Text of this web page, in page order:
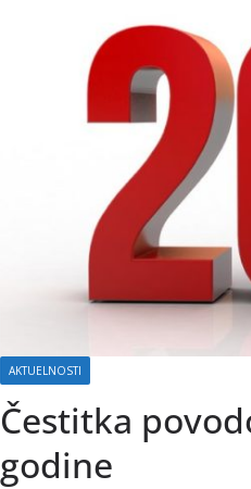
AKTUELNOSTI
Čestitka
godine